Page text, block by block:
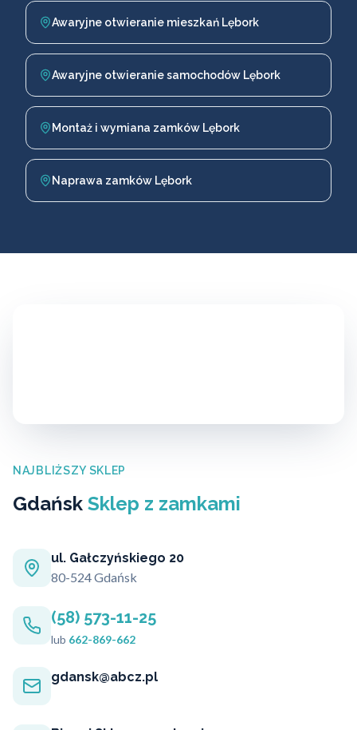
Awaryjne otwieranie mieszkań Lębork
Awaryjne otwieranie samochodów Lębork
Montaż i wymiana zamków Lębork
Naprawa zamków Lębork
NAJBLIŻSZY SKLEP
Gdańsk Sklep z zamkami
ul. Gałczyńskiego 20
80-524 Gdańsk
(58) 573-11-25
lub 662-869-662
gdansk@abcz.pl